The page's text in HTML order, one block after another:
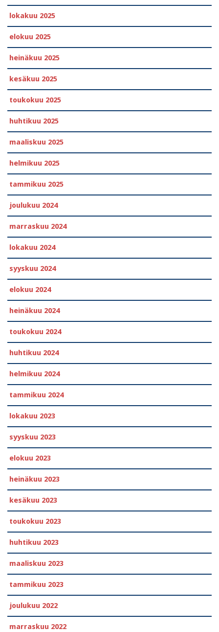
lokakuu 2025
elokuu 2025
heinäkuu 2025
kesäkuu 2025
toukokuu 2025
huhtikuu 2025
maaliskuu 2025
helmikuu 2025
tammikuu 2025
joulukuu 2024
marraskuu 2024
lokakuu 2024
syyskuu 2024
elokuu 2024
heinäkuu 2024
toukokuu 2024
huhtikuu 2024
helmikuu 2024
tammikuu 2024
lokakuu 2023
syyskuu 2023
elokuu 2023
heinäkuu 2023
kesäkuu 2023
toukokuu 2023
huhtikuu 2023
maaliskuu 2023
tammikuu 2023
joulukuu 2022
marraskuu 2022